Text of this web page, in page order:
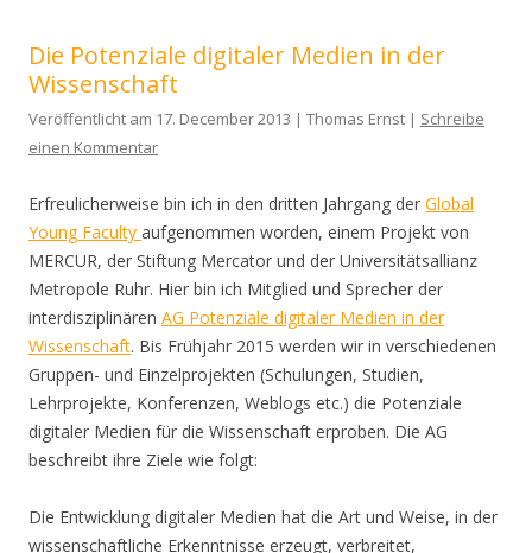
Die Potenziale digitaler Medien in der
Wissenschaft
Veröffentlicht am 17. December 2013 | Thomas Ernst | Schreibe
einen Kommentar
Erfreulicherweise bin ich in den dritten Jahrgang der Global
Young Faculty aufgenommen worden, einem Projekt von
MERCUR, der Stiftung Mercator und der Universitätsallianz
Metropole Ruhr. Hier bin ich Mitglied und Sprecher der
interdisziplinären AG Potenziale digitaler Medien in der
Wissenschaft. Bis Frühjahr 2015 werden wir in verschiedenen
Gruppen- und Einzelprojekten (Schulungen, Studien,
Lehrprojekte, Konferenzen, Weblogs etc.) die Potenziale
digitaler Medien für die Wissenschaft erproben. Die AG
beschreibt ihre Ziele wie folgt:
Die Entwicklung digitaler Medien hat die Art und Weise, in der
wissenschaftliche Erkenntnisse erzeugt, verbreitet,